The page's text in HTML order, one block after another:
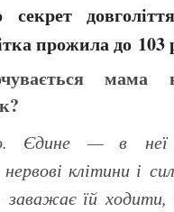
прожила до 103
мама
Єдине — в неї
клітини і
заважає їй